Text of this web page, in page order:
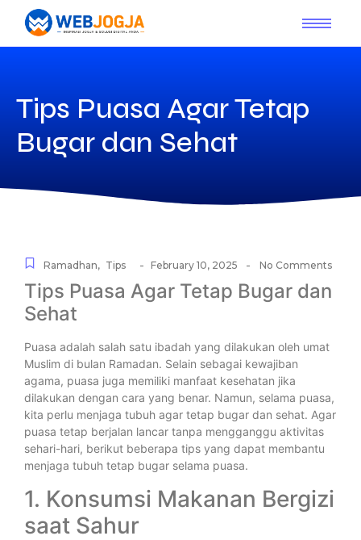
Tips Puasa Agar Tetap
Bugar dan Sehat
Ramadhan, Tips - February 10, 2025 - No Comments
Tips Puasa Agar Tetap Bugar dan
Sehat
Puasa adalah salah satu ibadah yang dilakukan oleh umat
Muslim di bulan Ramadan. Selain sebagai kewajiban
agama, puasa juga memiliki manfaat kesehatan jika
dilakukan dengan cara yang benar. Namun, selama puasa,
kita perlu menjaga tubuh agar tetap bugar dan sehat. Agar
puasa tetap berjalan lancar tanpa mengganggu aktivitas
sehari-hari, berikut beberapa tips yang dapat membantu
menjaga tubuh tetap bugar selama puasa.
1. Konsumsi Makanan Bergizi
saat Sahur